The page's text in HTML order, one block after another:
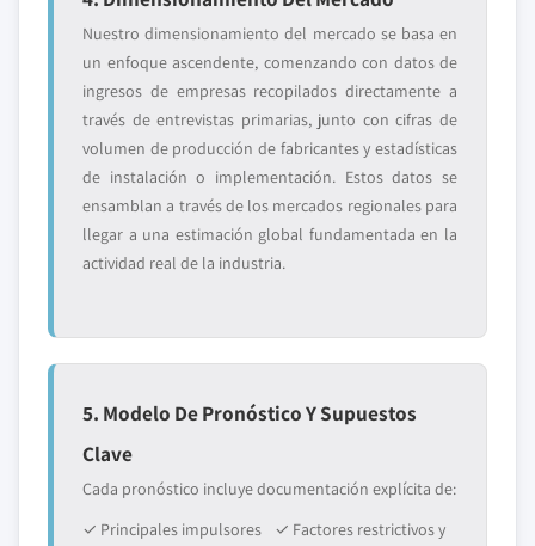
Nuestro dimensionamiento del mercado se basa en
un enfoque ascendente, comenzando con datos de
ingresos de empresas recopilados directamente a
través de entrevistas primarias, junto con cifras de
volumen de producción de fabricantes y estadísticas
de instalación o implementación. Estos datos se
ensamblan a través de los mercados regionales para
llegar a una estimación global fundamentada en la
actividad real de la industria.
5. Modelo De Pronóstico Y Supuestos
Clave
Cada pronóstico incluye documentación explícita de:
✓ Principales impulsores
✓ Factores restrictivos y